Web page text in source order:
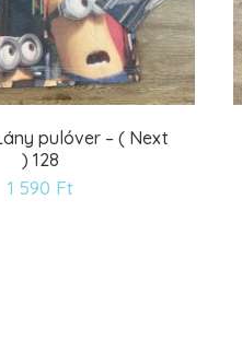
pulóver – ( Next
) 128
1 590 Ft